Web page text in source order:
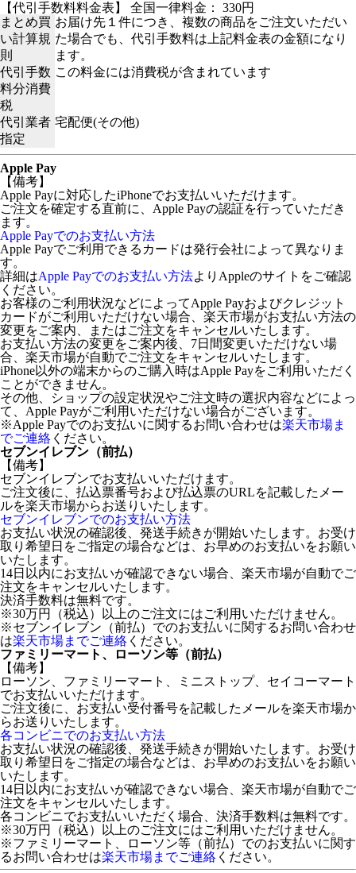
【代引手数料料金表】 全国一律料金： 330円
まとめ買
い計算規
則
お届け先１件につき、複数の商品をご注文いただい
た場合でも、代引手数料は上記料金表の金額になり
ます。
代引手数
料分消費
税
この料金には消費税が含まれています
代引業者
指定
宅配便(その他)
Apple Pay
【備考】
Apple Payに対応したiPhoneでお支払いいただけます。
ご注文を確定する直前に、Apple Payの認証を行っていただき
ます。
Apple Payでのお支払い方法
Apple Payでご利用できるカードは発行会社によって異なりま
す。
詳細はApple Payでのお支払い方法よりAppleのサイトをご確認
ください。
お客様のご利用状況などによってApple Payおよびクレジット
カードがご利用いただけない場合、楽天市場がお支払い方法の
変更をご案内、またはご注文をキャンセルいたします。
お支払い方法の変更をご案内後、7日間変更いただけない場
合、楽天市場が自動でご注文をキャンセルいたします。
iPhone以外の端末からのご購入時はApple Payをご利用いただく
ことができません。
その他、ショップの設定状況やご注文時の選択内容などによっ
て、Apple Payがご利用いただけない場合がございます。
※Apple Payでのお支払いに関するお問い合わせは楽天市場ま
でご連絡 ください。
セブンイレブン（前払）
【備考】
セブンイレブンでお支払いいただけます。
ご注文後に、払込票番号および払込票のURLを記載したメー
ルを楽天市場からお送りいたします。
セブンイレブンでのお支払い方法
お支払い状況の確認後、発送手続きが開始いたします。お受け
取り希望日をご指定の場合などは、お早めのお支払いをお願い
いたします。
14日以内にお支払いが確認できない場合、楽天市場が自動でご
注文をキャンセルいたします。
決済手数料は無料です。
※30万円（税込）以上のご注文にはご利用いただけません。
※セブンイレブン（前払）でのお支払いに関するお問い合わせ
は楽天市場までご連絡 ください。
ファミリーマート、ローソン等（前払）
【備考】
ローソン、ファミリーマート、ミニストップ、セイコーマート
でお支払いいただけます。
ご注文後に、お支払い受付番号を記載したメールを楽天市場か
らお送りいたします。
各コンビニでのお支払い方法
お支払い状況の確認後、発送手続きが開始いたします。お受け
取り希望日をご指定の場合などは、お早めのお支払いをお願い
いたします。
14日以内にお支払いが確認できない場合、楽天市場が自動でご
注文をキャンセルいたします。
各コンビニでお支払いいただく場合、決済手数料は無料です。
※30万円（税込）以上のご注文にはご利用いただけません。
※ファミリーマート、ローソン等（前払）でのお支払いに関す
るお問い合わせは楽天市場までご連絡 ください。